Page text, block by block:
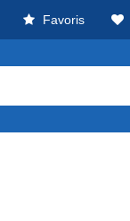
Favoris